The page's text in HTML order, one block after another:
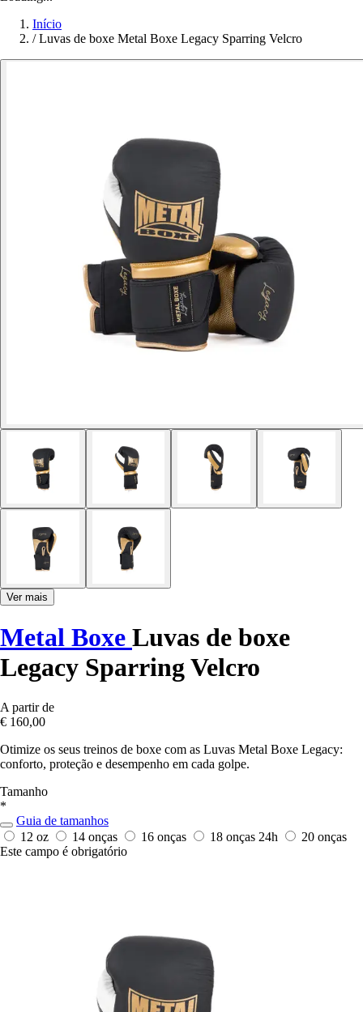
Início
/ Luvas de boxe Metal Boxe Legacy Sparring Velcro
Ver mais
Metal Boxe Luvas de boxe
Legacy Sparring Velcro
A partir de
€ 160,00
Otimize os seus treinos de boxe com as Luvas Metal Boxe Legacy:
conforto, proteção e desempenho em cada golpe.
Tamanho
*
Guia de tamanhos
12 oz
14 onças 16 onças 18 onças 24h
20 onças
Este campo é obrigatório